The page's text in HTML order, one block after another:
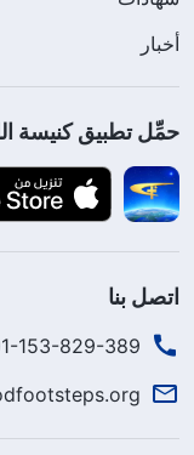
أخبار
حمِّل تطبيق كنيسة
اتصل بنا
829-389+ 213-551-750-916+